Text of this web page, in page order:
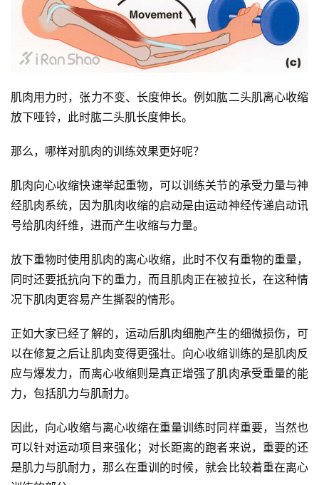
赛
观
装
备
练
视
频
肌肉用力时，张力不变、长度伸长。例如肱二头肌离心收缩
放下哑铃，此时肱二头肌长度伸长。
那么，哪样对肌肉的训练效果更好呢？
肌肉向心收缩快速举起重物，可以训练关节的承受力量与神
经肌肉系统，因为肌肉收缩的启动是由运动神经传递启动讯
号给肌肉纤维，进而产生收缩与力量。
放下重物时使用肌肉的离心收缩，此时不仅有重物的重量，
同时还要抵抗向下的重力，而且肌肉正在被拉长，在这种情
况下肌肉更容易产生撕裂的情形。
正如大家已经了解的，运动后肌肉细胞产生的细微损伤，可
以在修复之后让肌肉变得更强壮。 向心收缩训练的是肌肉反
应与爆发力，而离心收缩则是真正增强了肌肉承受重量的能
力，包括肌力与肌耐力。
因此，向心收缩与离心收缩在重量训练时同样重要，当然也
可以针对运动项目来强化；对长距离的跑者来说，重要的还
是肌力与肌耐力，那么在重训的时候，就会比较着重在离心